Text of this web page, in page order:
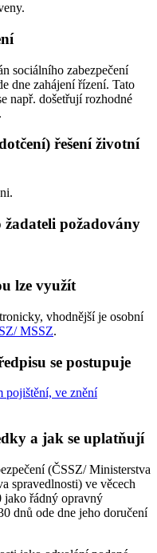
sociálního zabezpečení
dne zahájení řízení. Tato
např. došetřují rozhodné
řešení životní
žadateli požadovány
lze využít
vhodnější je osobní
MSSZ.
se postupuje
pojištění, ve znění
a jak se uplatňují
(ČSSZ/ Ministerstva
spravedlnosti) ve věcech
jako řádný opravný
dnů ode dne jeho doručení